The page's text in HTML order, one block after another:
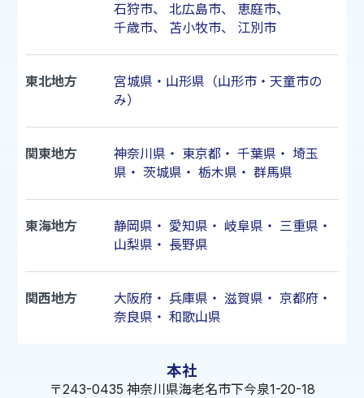
石狩市、 北広島市、 恵庭市、
千歳市、 苫小牧市、 江別市
東北地方
宮城県・山形県（山形市・天童市の
み）
関東地方 神奈川県 ・ 東京都・ 千葉県 ・ 埼玉
県 ・ 茨城県 ・ 栃木県 ・ 群馬県
東海地方 静岡県 ・ 愛知県 ・ 岐阜県 ・ 三重県 ・
山梨県 ・ 長野県
関西地方 大阪府 ・ 兵庫県 ・ 滋賀県 ・ 京都府 ・
奈良県 ・ 和歌山県
本社
〒243-0435 神奈川県海老名市下今泉1-20-18